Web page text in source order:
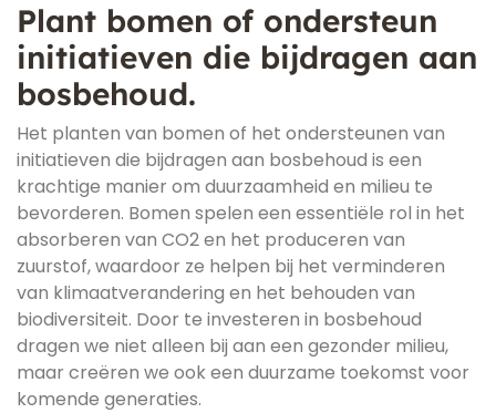
Plant bomen of ondersteun
initiatieven die bijdragen aan
bosbehoud.
Het planten van bomen of het ondersteunen van
initiatieven die bijdragen aan bosbehoud is een
krachtige manier om duurzaamheid en milieu te
bevorderen. Bomen spelen een essentiële rol in het
absorberen van CO2 en het produceren van
zuurstof, waardoor ze helpen bij het verminderen
van klimaatverandering en het behouden van
biodiversiteit. Door te investeren in bosbehoud
dragen we niet alleen bij aan een gezonder milieu,
maar creëren we ook een duurzame toekomst voor
komende generaties.